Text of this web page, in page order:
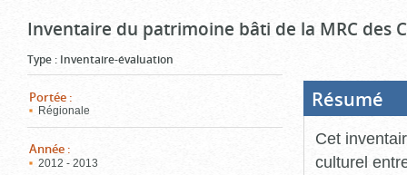
Inventaire du patrimoine bâti de la MRC des
Type : Inventaire-évaluation
Portée :
Régionale
Année :
2012 - 2013
Résumé
Cet
culturel